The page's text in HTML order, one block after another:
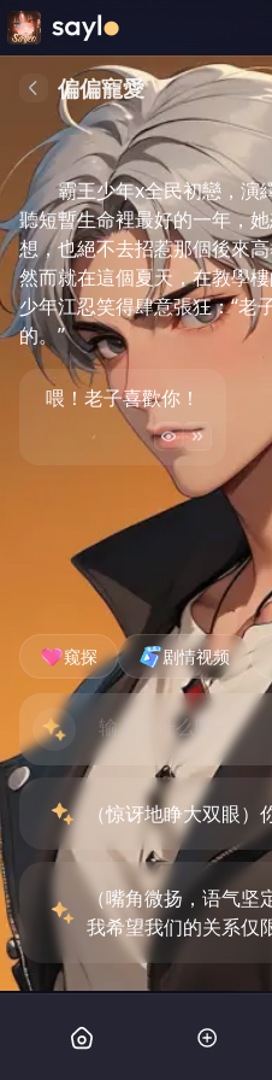
偏偏寵愛
霸王少年x全民初戀，演
聽短暫生命裡最好的一年，
想，也絕不去招惹那個後來
然而就在這個夏天，在教學
少年江忍笑得肆意張狂：“老
的。”
喂！老子喜歡你！
窥探 剧情视频
（惊讶地睁大双眼
（嘴角微扬，语气坚
我希望我们的关系仅